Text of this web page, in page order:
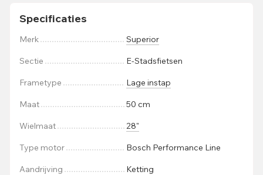
Specificaties
Merk Superior
Sectie E-Stadsfietsen
Frametype Lage instap
Maat 50 cm
Wielmaat 28"
Type motor Bosch Performance Line
Aandrijving Ketting